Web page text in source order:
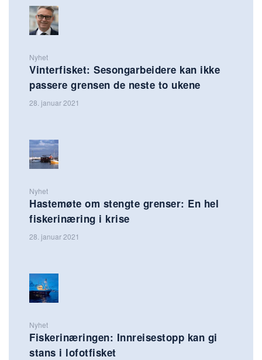
Nyhet
Vinterfisket: Sesongarbeidere kan ikke
passere grensen de neste to ukene
28. januar 2021
Nyhet
Hastemøte om stengte grenser: En hel
fiskerinæring i krise
28. januar 2021
Nyhet
Fiskerinæringen: Innreisestopp kan gi
stans i lofotfisket